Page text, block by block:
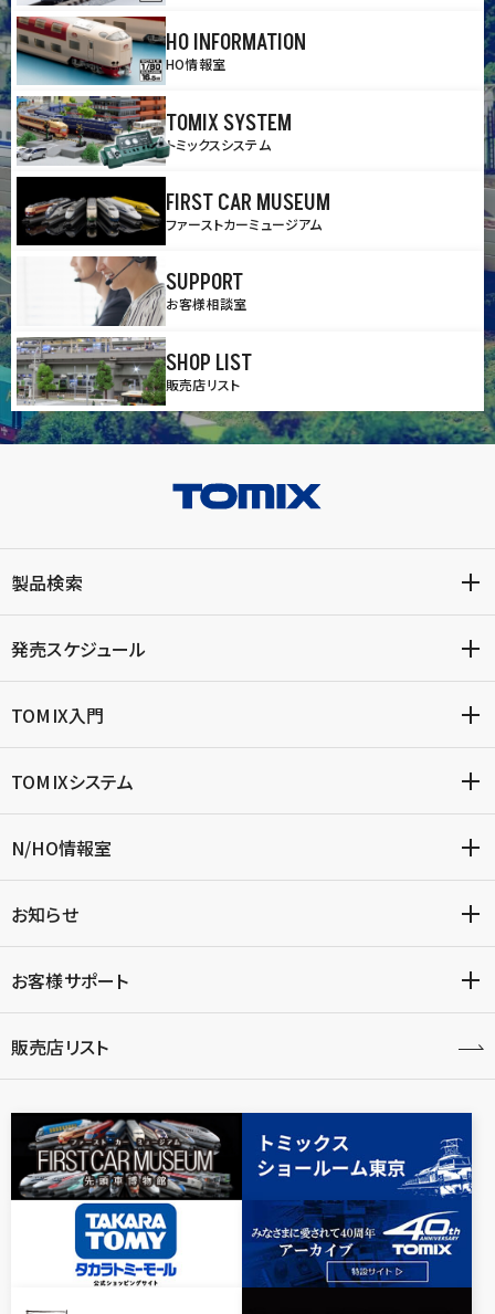
HO INFORMATION
HO情報室
TOMIX SYSTEM
トミックスシステム
FIRST CAR MUSEUM
ファーストカーミュージアム
SUPPORT
お客様相談室
SHOP LIST
販売店リスト
製品検索
発売スケジュール
TOMIX入門
TOMIXシステム
N/HO情報室
お知らせ
お客様サポート
販売店リスト